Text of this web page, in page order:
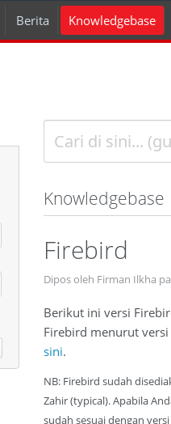
Berita Knowledgebase
Knowledgebase
Firebird
Dipos oleh Firman Ilkha
Berikut ini versi
Firebird menurut
sini.
NB: Firebird sudah
Zahir (typical). Apabila
sudah sesuai dengan